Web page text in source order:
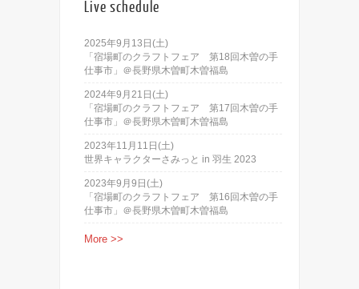
Live schedule
2025年9月13日(土)
「宿場町のクラフトフェア 第18回木曽の手
仕事市」＠長野県木曽町木曽福島
2024年9月21日(土)
「宿場町のクラフトフェア 第17回木曽の手
仕事市」＠長野県木曽町木曽福島
2023年11月11日(土)
世界キャラクターさみっと in 羽生 2023
2023年9月9日(土)
「宿場町のクラフトフェア 第16回木曽の手
仕事市」＠長野県木曽町木曽福島
More >>